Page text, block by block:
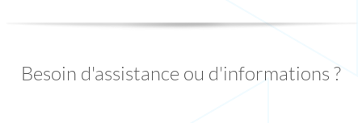
Besoin d'assistance ou d'informations ?